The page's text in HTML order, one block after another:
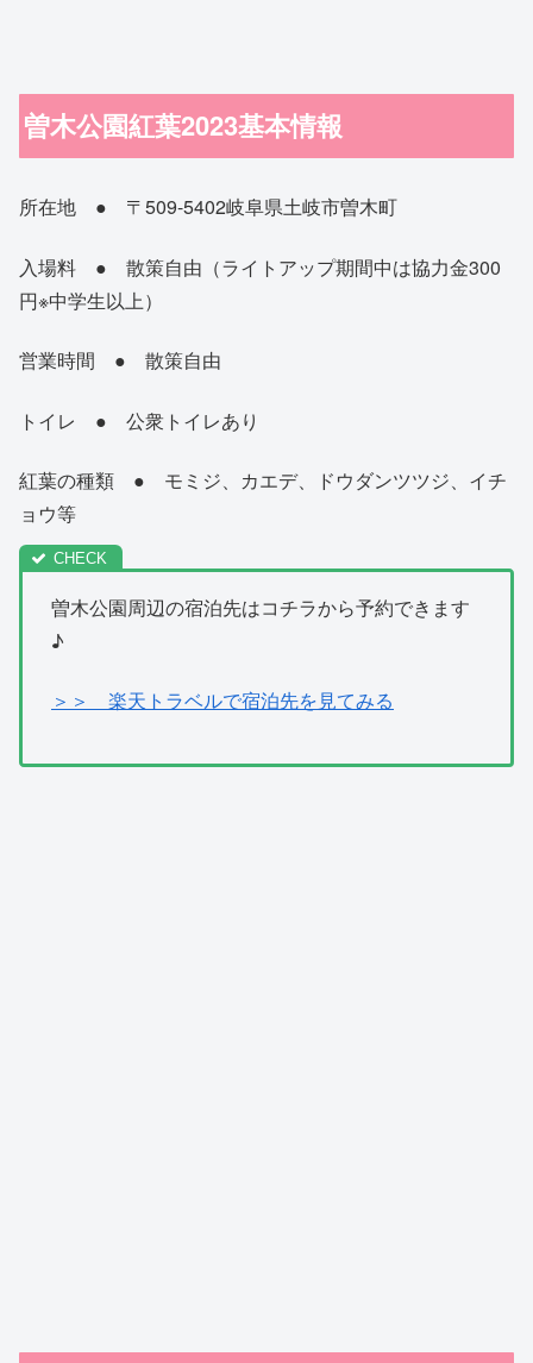
曽木公園紅葉2023基本情報
所在地 ● 〒509-5402岐阜県土岐市曽木町
入場料 ● 散策自由（ライトアップ期間中は協力金300
円※中学生以上）
営業時間 ● 散策自由
トイレ ● 公衆トイレあり
紅葉の種類 ● モミジ、カエデ、ドウダンツツジ、イチ
ョウ等
曽木公園周辺の宿泊先はコチラから予約できます
♪
＞＞ 楽天トラベルで宿泊先を見てみる